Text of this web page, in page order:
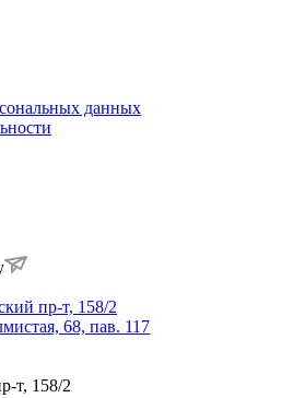
данных
пр-т, 158/2
68, пав. 117
т, 158/2